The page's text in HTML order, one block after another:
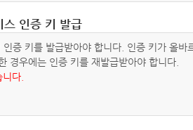
스 인증 키 발급
증 키를 발급받아야 합니다. 인증 키가 올바
경우에는 인증 키를 재발급받아야 합니다.
다.